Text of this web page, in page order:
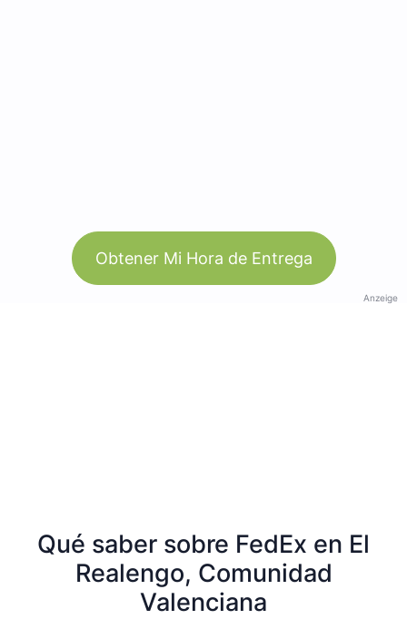
Obtener Mi Hora de Entrega
Anzeige
Qué saber sobre FedEx en El
Realengo, Comunidad
Valenciana